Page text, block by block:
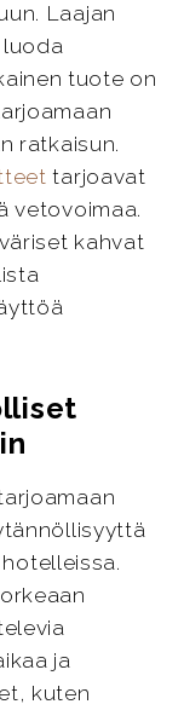
Laajan
luoda
tuote on
ratkaisun.
tarjoavat
vetovoimaa.
kahvat
ja
kuten